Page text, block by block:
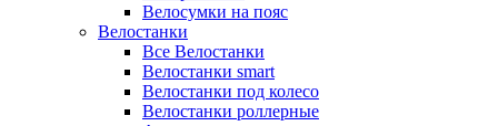
Велосумки на пояс
Велостанки
Все Велостанки
Велостанки smart
Велостанки под колесо
Велостанки роллерные